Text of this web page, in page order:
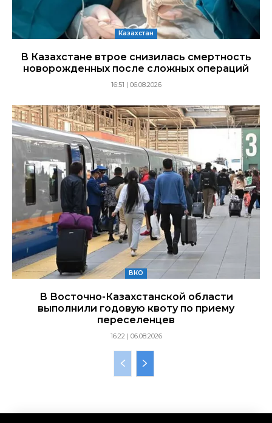
Казахстан
В Казахстане втрое снизилась смертность
новорожденных после сложных операций
16:51 | 06.08.2026
ВКО
В Восточно-Казахстанской области
выполнили годовую квоту по приему
переселенцев
16:22 | 06.08.2026